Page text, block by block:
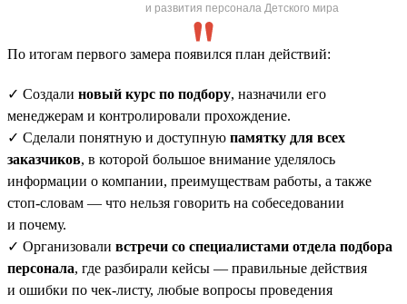
и развития персонала Детского мира
По итогам первого замера появился план действий:
✓ Создали новый курс по подбору, назначили его
менеджерам и контролировали прохождение.
✓ Сделали понятную и доступную памятку для всех
заказчиков, в которой большое внимание уделялось
информации о компании, преимуществам работы, а также
стоп-словам — что нельзя говорить на собеседовании
и почему.
✓ Организовали встречи со специалистами отдела подбора
персонала, где разбирали кейсы — правильные действия
и ошибки по чек-листу, любые вопросы проведения